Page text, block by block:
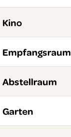
Kino
Empfangsraum
Abstellraum
Garten